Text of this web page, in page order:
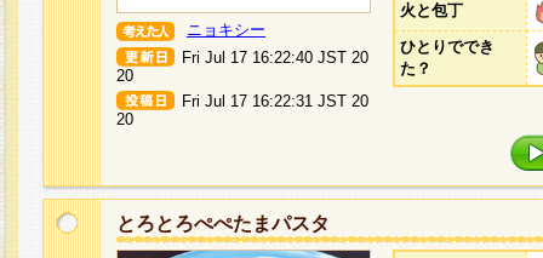
ニョキシー
Fri Jul 17 16:22:40 JST 20
20
Fri Jul 17 16:22:31 JST 20
20
火と包丁
ひとりででき
た？
とろとろぺぺたまパスタ